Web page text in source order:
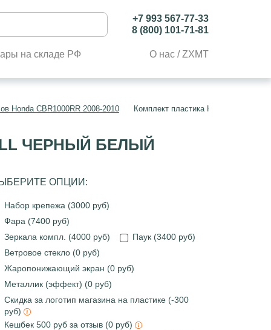
+7 993 567-77-33
8 (800) 101-71-81
на складе РФ О нас / ZXMT
Honda CBR1000RR 2008-2010 Комплект пластика Honda
ЧЕРНЫЙ БЕЛЫЙ
ОПЦИИ:
Набор крепежа (3000 руб)
Фара (7400 руб)
Зеркала компл. (4000 руб)
Паук (3400 руб)
Ветровое стекло (0 руб)
Жаропонижающий экран (0 руб)
Металлик (эффект) (0 руб)
Скидка за логотип магазина на пластике (-300
руб)
Кешбек 500 руб за отзыв (0 руб)